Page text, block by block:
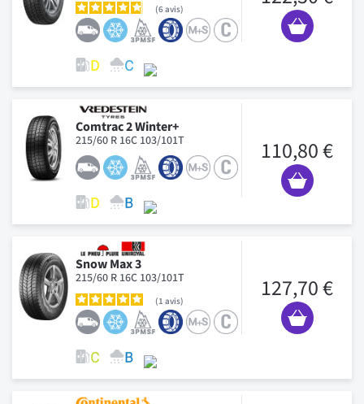
6avis
Comtrac 2 Winter+
215/60 R 16C 103/101T 110,80 €
Snow Max 3
215/60 R 16C 103/101T
1 avis 127,70 €